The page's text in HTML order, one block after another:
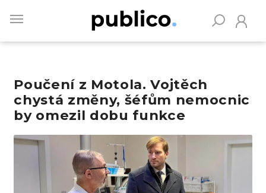
main
Poučení z Motola. Vojtěch
chystá změny, šéfům nemocnic
by omezil dobu funkce
Obrázek
Vyhledávejte na Publiku